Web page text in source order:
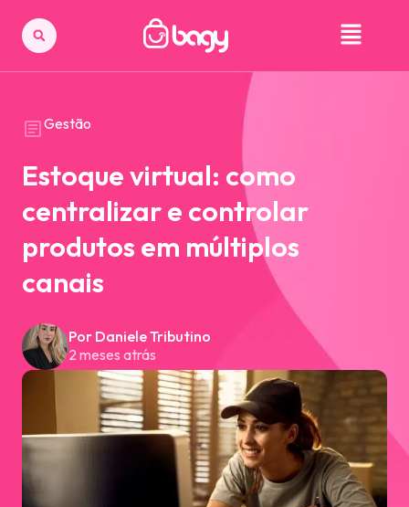
Gestão
Estoque virtual: como
centralizar e controlar
produtos em múltiplos
canais
Por Daniele Tributino
2 meses atrás